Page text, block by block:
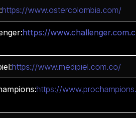
https://www.ostercolombia.com/
https://www.challenger.com.c
https://www.medipiel.com.co/
https://